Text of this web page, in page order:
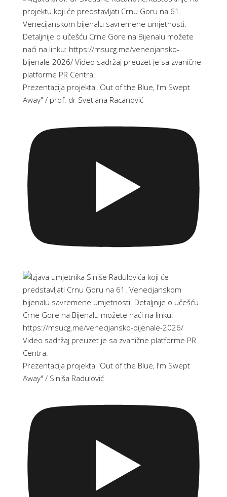
Prezentacija projekta "Out of the Blue, I'm Swept
Away" / prof. dr Svetlana Racanović
Prezentacija projekta "Out of the Blue, I'm Swept
Away" / Siniša Radulović